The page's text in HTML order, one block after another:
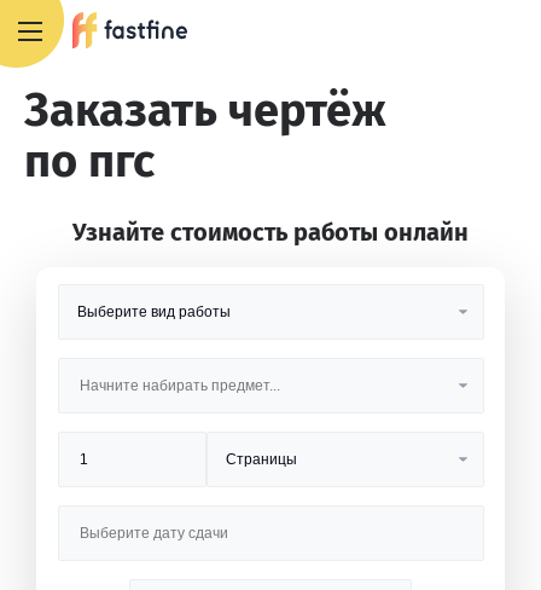
Заказать чертёж
по пгс
Узнайте стоимость работы онлайн